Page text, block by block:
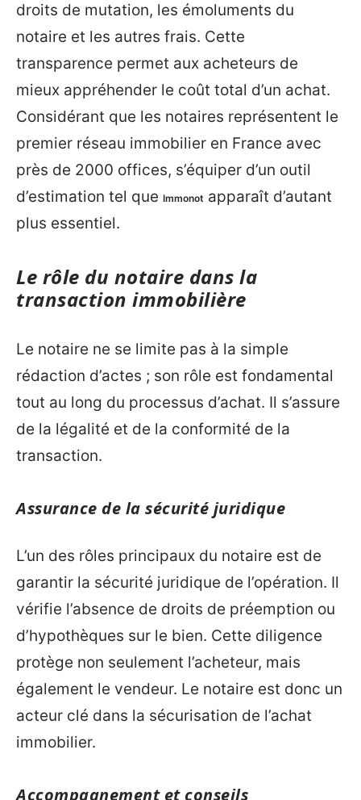
droits de mutation, les émoluments du
notaire et les autres frais. Cette
transparence permet aux acheteurs de
mieux appréhender le coût total d’un achat.
Considérant que les notaires représentent le
premier réseau immobilier en France avec
près de 2000 offices, s’équiper d’un outil
d’estimation tel que Immonot apparaît d’autant
plus essentiel.
Le rôle du notaire dans la
transaction immobilière
Le notaire ne se limite pas à la simple
rédaction d’actes ; son rôle est fondamental
tout au long du processus d’achat. Il s’assure
de la légalité et de la conformité de la
transaction.
Assurance de la sécurité juridique
L’un des rôles principaux du notaire est de
garantir la sécurité juridique de l’opération. Il
vérifie l’absence de droits de préemption ou
d’hypothèques sur le bien. Cette diligence
protège non seulement l’acheteur, mais
également le vendeur. Le notaire est donc un
acteur clé dans la sécurisation de l’achat
immobilier.
Accompagnement et conseils